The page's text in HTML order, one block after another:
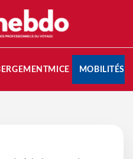
MICE MOBILITÉS